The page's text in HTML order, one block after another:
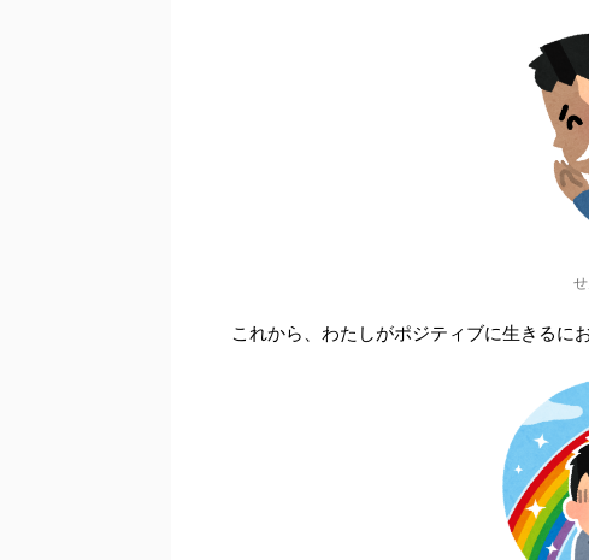
これから、わたしがポジティブに生きるに